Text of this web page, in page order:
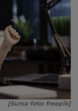
[Sursa foto: freepik]